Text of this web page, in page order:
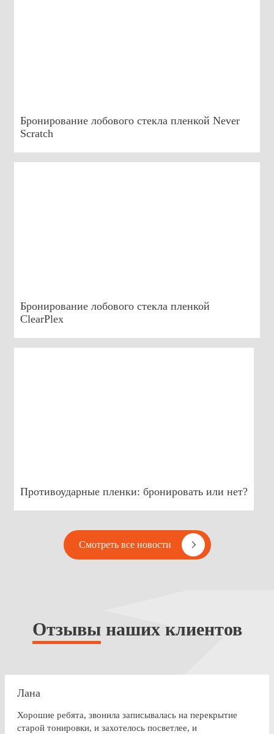
Бронирование лобового стекла пленкой Never
Scratch
Бронирование лобового стекла пленкой
ClearPlex
Противоударные пленки: бронировать или нет?
Смотреть все новости
Отзывынаших клиентов
Лана
Хорошие ребята, звонила записывалась на перекрытие
старой тонировки, и захотелось посветлее, и